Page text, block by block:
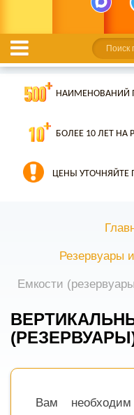
НАИМЕНОВАНИЙ
БОЛЕЕ 10 ЛЕТ НА
ЦЕНЫ УТОЧНЯЙТЕ
Резервуары
Емкости
Вам